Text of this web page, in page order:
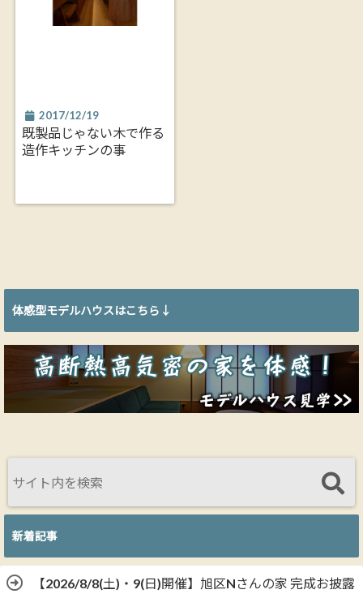
2017/12/19
既製品じゃない木で作る
造作キッチンの事
体感型モデルハウスはこちら↓
新着記事
【2026/8/8(土)・9(日)開催】旭区Nさんの家 完成お披露